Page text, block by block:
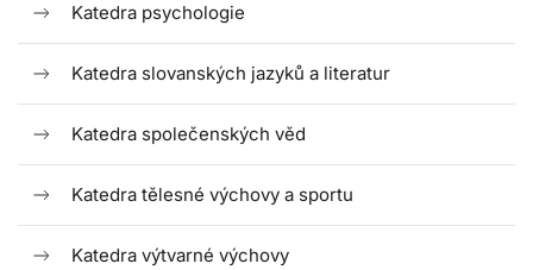
Katedra psychologie
Katedra slovanských jazyků a literatur
Katedra společenských věd
Katedra tělesné výchovy a sportu
Katedra výtvarné výchovy